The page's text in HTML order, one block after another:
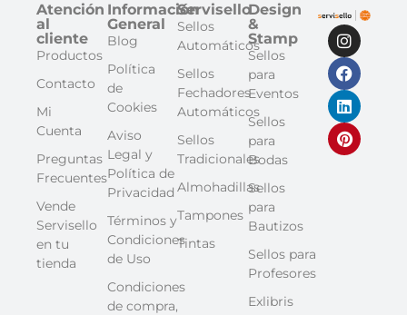
Atención
al
cliente
Productos
Contacto
Mi
Cuenta
Preguntas
Frecuentes
Vende
Servisello
en tu
tienda
Información
General
Blog
Política
de
Cookies
Aviso
Legal y
Política de
Privacidad
Términos y
Condiciones
de Uso
Condiciones
de compra,
Servisello
Sellos
Automáticos
Sellos
Fechadores
Automáticos
Sellos
Tradicionales
Almohadillas
Tampones
Tintas
Design
&
Stamp
Sellos
para
Eventos
Sellos
para
Bodas
Sellos
para
Bautizos
Sellos para
Profesores
Exlibris